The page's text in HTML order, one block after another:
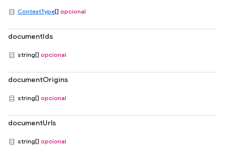
ContextType[] opcional
documentIds
string[] opcional
documentOrigins
string[] opcional
documentUrls
string[] opcional